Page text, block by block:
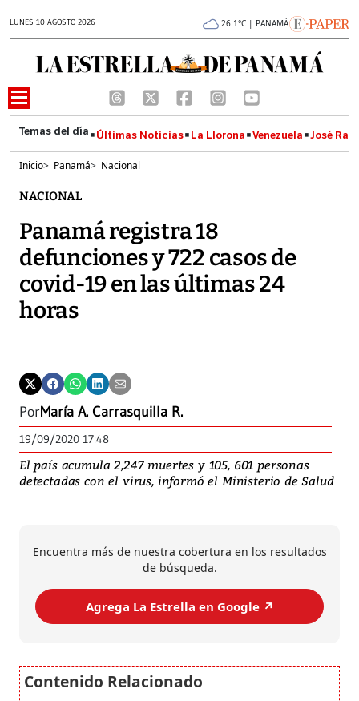
LUNES 10 AGOSTO 2026 26.1°C | PANAMÁ
Últimas Noticias La Llorona Venezuela José
Inicio> Panamá> Nacional
NACIONAL
Panamá registra 18
defunciones y 722 casos de
covid-19 en las últimas 24
horas
PorMaría A. Carrasquilla R.
19/09/2020 17:48
El país acumula 2,247 muertes y 105, 601 personas
detectadas con el virus, informó el Ministerio de Salud
Encuentra más de nuestra cobertura en los resultados
de búsqueda.
Agrega La Estrella en Google ↗️